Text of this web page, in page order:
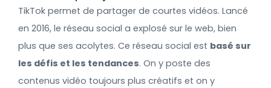
TikTok permet de partager de courtes vidéos. Lancé
en 2016, le réseau social a explosé sur le web, bien
plus que ses acolytes. Ce réseau social est basé sur
les défis et les tendances. On y poste des
contenus vidéo toujours plus créatifs et on y